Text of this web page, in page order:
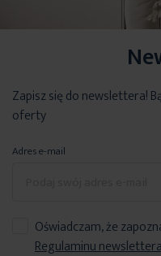
Zapisz się do newslettera!
oferty
Adres e-mail
Oświadczam, że
Regulaminu